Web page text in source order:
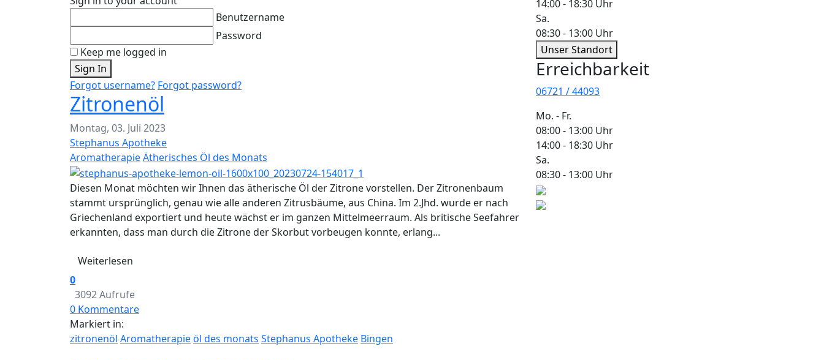
Benutzername
Password
Keep me logged in
Sign In
Forgot username? Forgot password?
Zitronenöl
Montag, 03. Juli 2023
Stephanus Apotheke
AromatherapieÄtherisches Öl des Monats
Diesen Monat möchten wir Ihnen das ätherische Öl der Zitrone vorstellen. Der Zitronenbaum
stammt ursprünglich, genau wie alle anderen Zitrusbäume, aus China. Im 2.Jhd. wurde er nach
Griechenland exportiert und heute wächst er im ganzen Mittelmeerraum. Als britische Seefahrer
erkannten, dass man durch die Zitrone der Skorbut vorbeugen konnte, erlang...
Weiterlesen
0
3092 Aufrufe
0 Kommentare
Markiert in:
zitronenöl Aromatherapieöl des monats Stephanus Apotheke Bingen
14:00 - 18:30 Uhr
Sa.
08:30 - 13:00 Uhr
Unser Standort
Erreichbarkeit
06721 / 44093
Mo. - Fr.
08:00 - 13:00 Uhr
14:00 - 18:30 Uhr
Sa.
08:30 - 13:00 Uhr